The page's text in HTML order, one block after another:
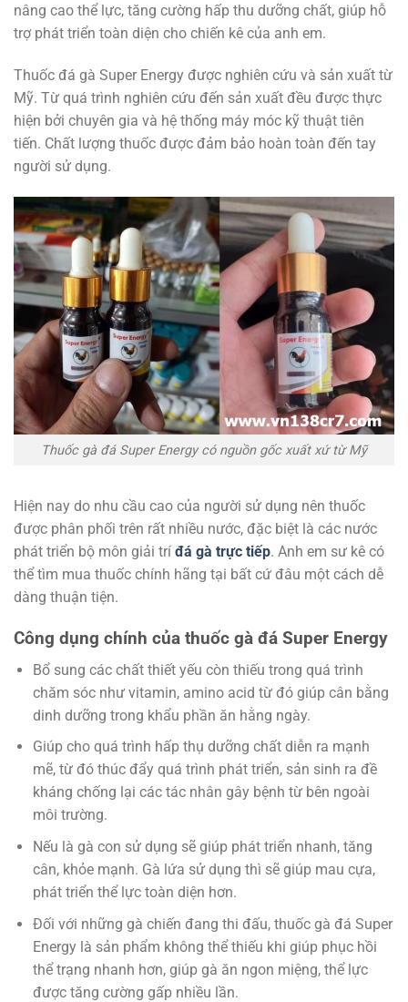
nâng cao thể lực, tăng cường hấp thu dưỡng chất, giúp hỗ
trợ phát triển toàn diện cho chiến kê của anh em.
Thuốc đá gà Super Energy được nghiên cứu và sản xuất từ
Mỹ. Từ quá trình nghiên cứu đến sản xuất đều được thực
hiện bởi chuyên gia và hệ thống máy móc kỹ thuật tiên
tiến. Chất lượng thuốc được đảm bảo hoàn toàn đến tay
người sử dụng.
Thuốc gà đá Super Energy có nguồn gốc xuất xứ từ Mỹ
Hiện nay do nhu cầu cao của người sử dụng nên thuốc
được phân phối trên rất nhiều nước, đặc biệt là các nước
phát triển bộ môn giải trí đá gà trực tiếp. Anh em sư kê có
thể tìm mua thuốc chính hãng tại bất cứ đâu một cách dễ
dàng thuận tiện.
Công dụng chính của thuốc gà đá Super Energy
Bổ sung các chất thiết yếu còn thiếu trong quá trình
chăm sóc như vitamin, amino acid từ đó giúp cân bằng
dinh dưỡng trong khẩu phần ăn hằng ngày.
Giúp cho quá trình hấp thụ dưỡng chất diễn ra mạnh
mẽ, từ đó thúc đẩy quá trình phát triển, sản sinh ra đề
kháng chống lại các tác nhân gây bệnh từ bên ngoài
môi trường.
Nếu là gà con sử dụng sẽ giúp phát triển nhanh, tăng
cân, khỏe mạnh. Gà lứa sử dụng thì sẽ giúp mau cựa,
phát triển thể lực toàn diện hơn.
Đối với những gà chiến đang thi đấu, thuốc gà đá Super
Energy là sản phẩm không thể thiếu khi giúp phục hồi
thể trạng nhanh hơn, giúp gà ăn ngon miệng, thể lực
được tăng cường gấp nhiều lần.